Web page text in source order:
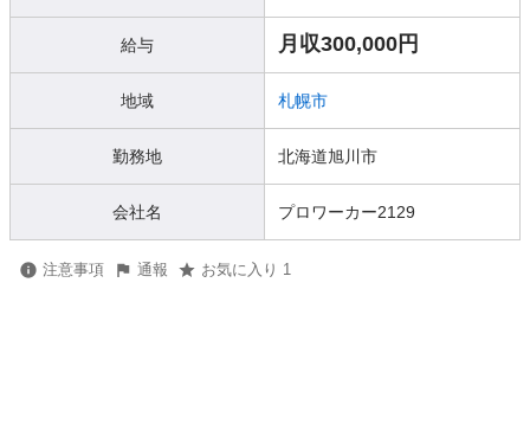
給与 月収300,000円
地域 札幌市
勤務地 北海道旭川市
会社名 プロワーカー2129
注意事項 通報 お気に入り 1